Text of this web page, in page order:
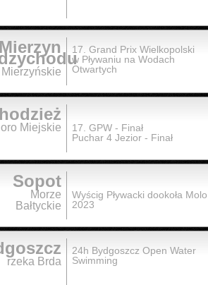
Mierzyn
17. Grand Prix Wielkopolski
w Pływaniu na Wodach
Otwartych
Miejskie
17. GPW - Finał
Puchar 4 Jezior - Finał
Sopot
Morze
Bałtyckie
Wyścig Pływacki dookoła Molo
2023
rzeka Brda
24h Bydgoszcz Open Water
Swimming